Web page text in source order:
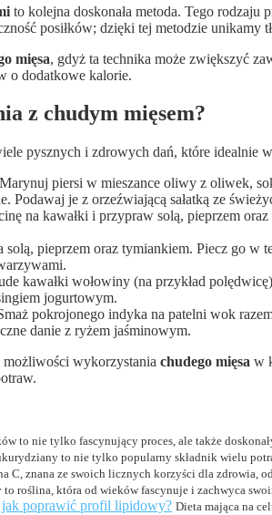
to kolejna doskonała metoda. Tego rodzaju
posiłków; dzięki tej metodzie unikamy
mięsa, gdyż ta technika może zwiększyć
o dodatkowe kalorie.
z chudym mięsem?
pysznych i zdrowych dań, które idealnie
piersi w mieszance oliwy z oliwek,
Podawaj je z orzeźwiającą sałatką ze
na kawałki i przypraw solą, pieprzem
pieprzem oraz tymiankiem. Piecz go w
kawałki wołowiny (na przykład
jogurtowym.
pokrojonego indyka na patelni wok
danie z ryżem jaśminowym.
możliwości wykorzystania chudego mięsa w
to nie tylko fascynujący proces, ale także
to nie tylko popularny składnik wielu
C, znana ze swoich licznych korzyści dla zdrowia,
roślina, która od wieków fascynuje i zachwyca
jak poprawić profil lipidowy? Dieta mająca na